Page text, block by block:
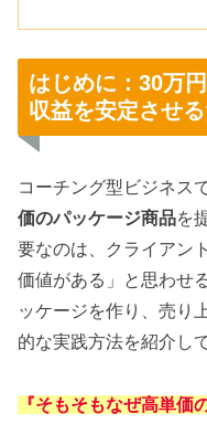
はじめに：30万
収益を安定させ
コーチング型ビジネス
価のパッケージ商品を
要なのは、クライアン
価値がある」と思わせ
ッケージを作り、売り
的な実践方法を紹介し
『そもそもなぜ高単価